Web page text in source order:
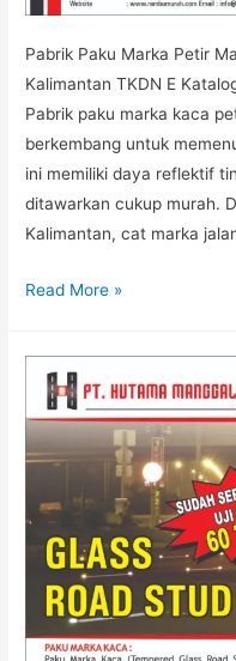
Pabrik Paku Marka Petir
Kalimantan TKDN E
Pabrik paku marka kaca
berkembang untuk
ini memiliki daya reflektif
ditawarkan cukup murah.
Kalimantan, cat marka
Pabrik
Petir
Maluku
Utara,
Harga
Cat
Marka
Kalimantan
TKDN
Katalog,
Read More »